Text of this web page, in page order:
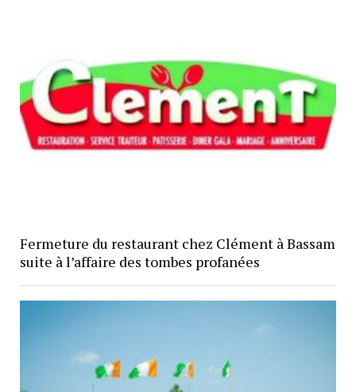
Fermeture du restaurant chez Clément à Bassam
suite à l’affaire des tombes profanées